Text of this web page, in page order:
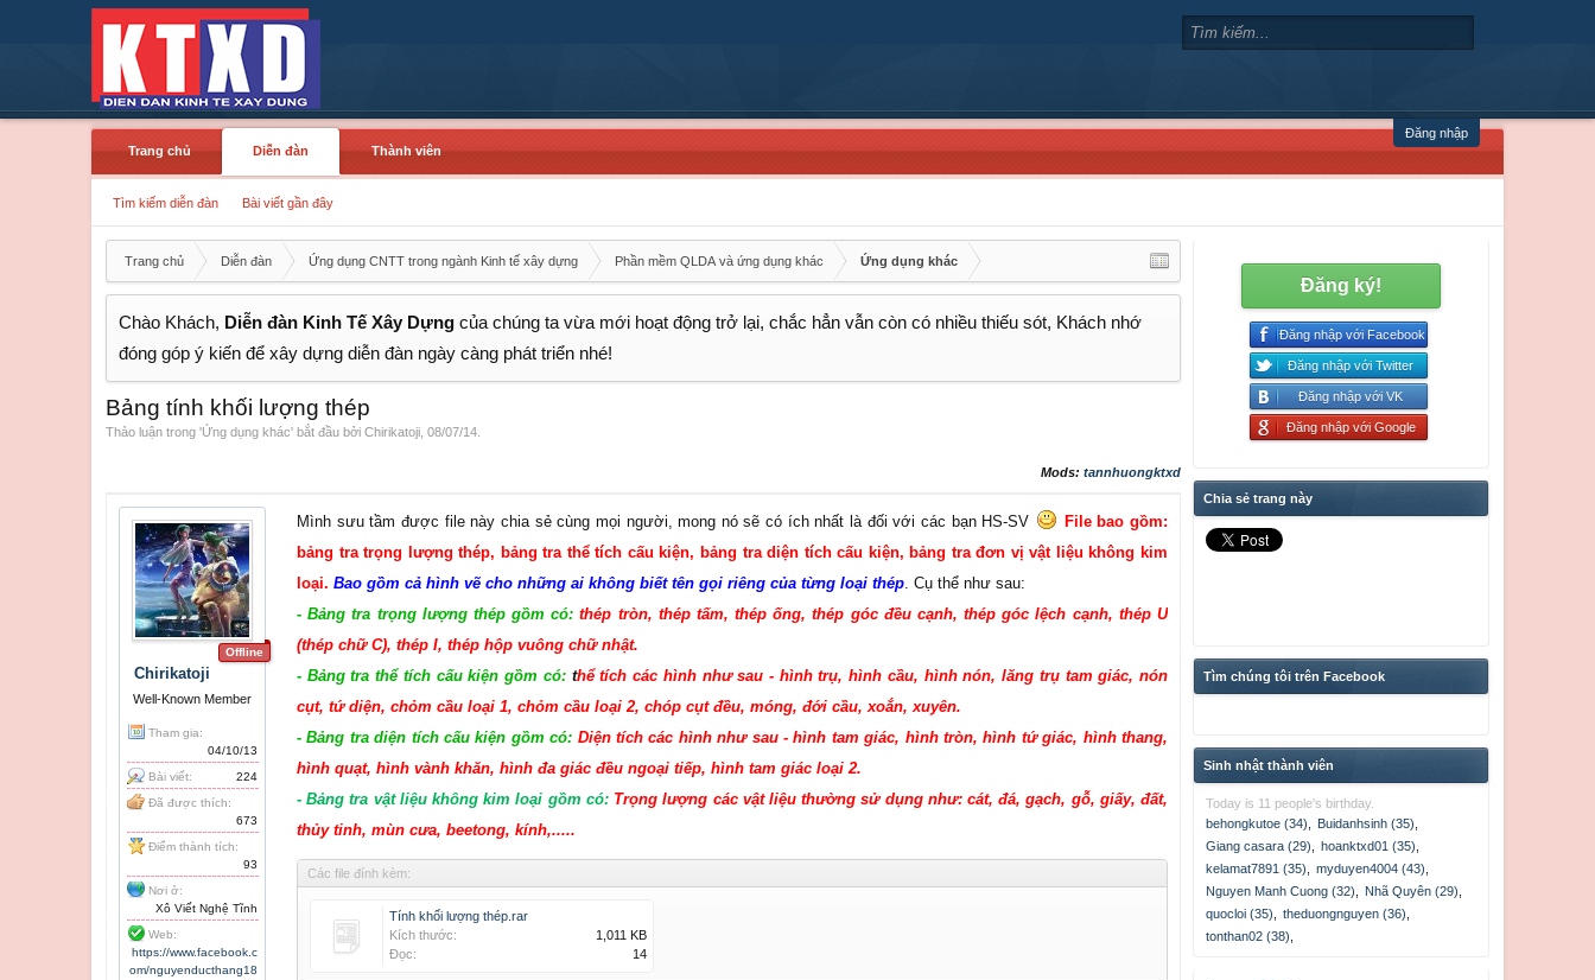
Đăng nhập
Trang chủ
Diễn đàn
Tìm kiếm diễn đàn Bài viết gần đây
Thành viên
Trang chủ Diễn đàn Ứng dụng CNTT trong ngành Kinh tế xây dựng Phần mềm QLDA và ứng dụng khác Ứng dụng khác
Chào Khách, Diễn đàn Kinh Tế Xây Dựng của chúng ta vừa mới hoạt động trở lại, chắc hẳn vẫn còn có nhiều thiếu sót, Khách nhớ
đóng góp ý kiến để xây dựng diễn đàn ngày càng phát triển nhé!
Bảng tính khối lượng thép
Thảo luận trong 'Ứng dụng khác' bắt đầu bởi Chirikatoji 08/07/14
Mods: tannhuongktxd
Offline
Chirikatoji
Well-Known Member
Tham gia:
04/10/13
Bài viết:
224
Đã được thích:
673
Điểm thành tích:
93
Nơi ở:
Xô Viết Nghệ Tĩnh
Web:
https://www.facebook.c
om/nguyenducthang18
Mình sưu tầm được file này chia sẻ cùng mọi người, mong nó sẽ có ích nhất là đối với các bạn HS-SV
File bao gồm:
bảng tra trọng lượng thép, bảng tra thể tích cấu kiện, bảng tra diện tích cấu kiện, bảng tra đơn vị vật liệu không kim
loại. Bao gồm cả hình vẽ cho những ai không biết tên gọi riêng của từng loại thép. Cụ thể như sau:
- Bảng tra trọng lượng thép gồm có: thép tròn, thép tấm, thép ống, thép góc đều cạnh, thép góc lệch cạnh, thép U
(thép chữ C), thép I, thép hộp vuông chữ nhật.
- Bảng tra thể tích cấu kiện gồm có: thể tích các hình như sau - hình trụ, hình cầu, hình nón, lăng trụ tam giác, nón
cụt, tứ diện, chỏm cầu loại 1, chỏm cầu loại 2, chóp cụt đều, móng, đới cầu, xoắn, xuyên.
- Bảng tra diện tích cấu kiện gồm có: Diện tích các hình như sau - hình tam giác, hình tròn, hình tứ giác, hình thang,
hình quạt, hình vành khăn, hình đa giác đều ngoại tiếp, hình tam giác loại 2.
- Bảng tra vật liệu không kim loại gồm có: Trọng lượng các vật liệu thường sử dụng như: cát, đá, gạch, gỗ, giấy, đất,
thủy tinh, mùn cưa, beetong, kính,.....
Các file đính kèm:
Tính khối lượng thép.rar
Kích thước:
1,011 KB
Đọc:
14
Đăng ký!
Đăng nhập với Facebook
Đăng nhập với Twitter
Đăng nhập với VK
Đăng nhập với Google
Chia sẻ trang này
Tìm chúng tôi trên Facebook
Sinh nhật thành viên
Today is 11 people's birthday.
behongkutoe (34)
Buidanhsinh (35)
Giang casara (29)
hoanktxd01 (35)
kelamat7891 (35)
myduyen4004 (43)
Nguyen Manh Cuong (32)
Nhã Quyên (29)
quocloi (35)
theduongnguyen (36)
tonthan02 (38)